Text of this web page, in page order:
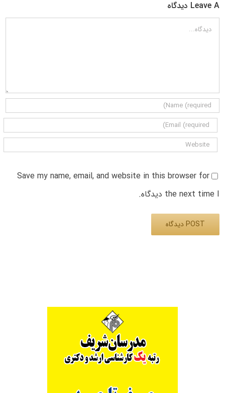
Leave A دیدگاه
دیدگاه
Save my name, email, and website in this browser for
the next time I دیدگاه.